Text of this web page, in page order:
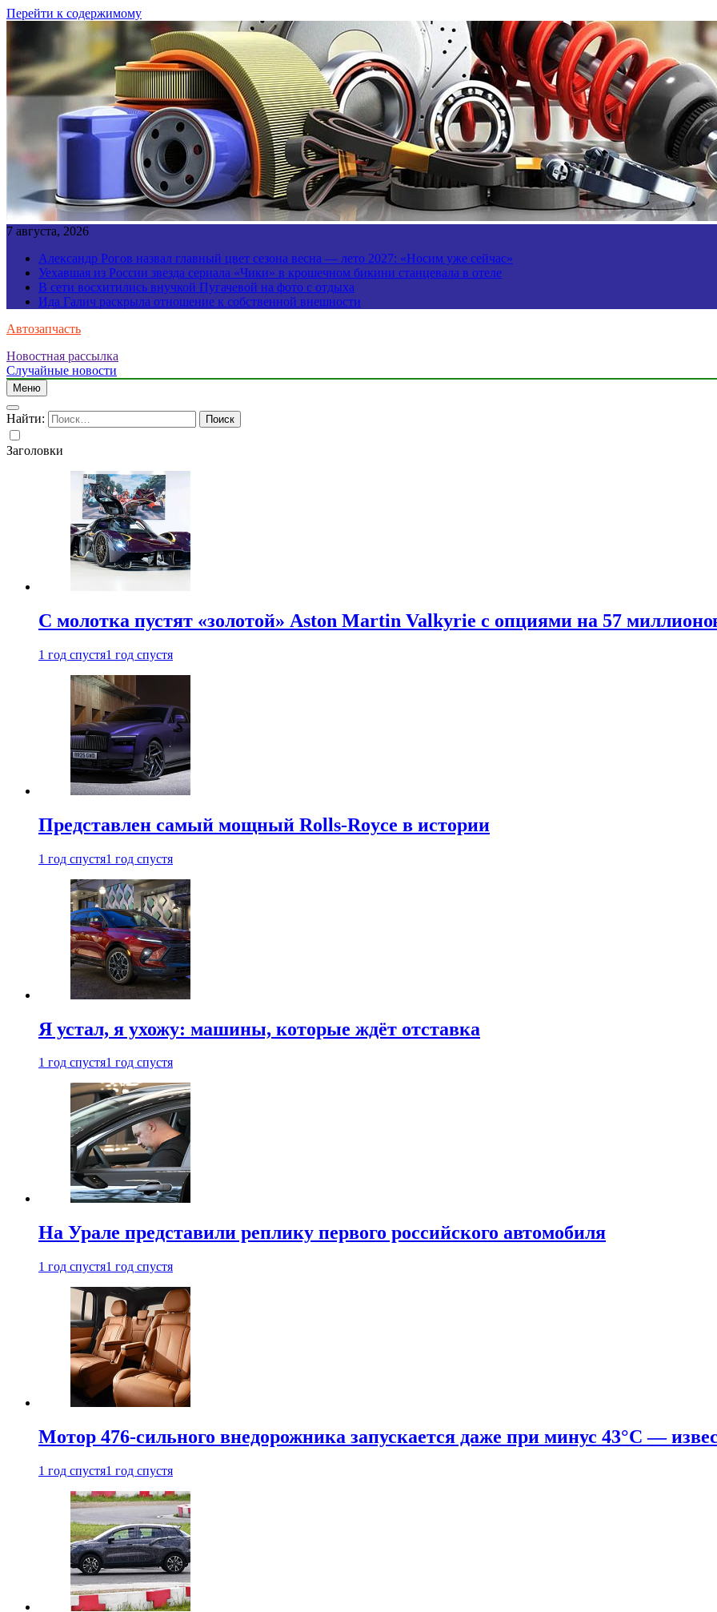
Перейти к содержимому
7 августа, 2026
Александр Рогов назвал главный цвет сезона весна — лето 2027: «Носим уже сейчас»
Уехавшая из России звезда сериала «Чики» в крошечном бикини станцевала в отеле
В сети восхитились внучкой Пугачевой на фото с отдыха
Ида Галич раскрыла отношение к собственной внешности
Автозапчасть
Новостная рассылка
Случайные новости
Меню
Найти:
Заголовки
С молотка пустят «золотой» Aston Martin Valkyrie с опциями на 57
1 год спустя1 год спустя
Представлен самый мощный Rolls-Royce в истории
1 год спустя1 год спустя
Я устал, я ухожу: машины, которые ждёт отставка
1 год спустя1 год спустя
На Урале представили реплику первого российского автомобиля
1 год спустя1 год спустя
Мотор 476-сильного внедорожника запускается даже при минус 43°С —
1 год спустя1 год спустя